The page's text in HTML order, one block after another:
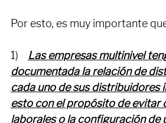
1) Las empresas multinivel
documentada la relación de
cada uno de sus distribuidores